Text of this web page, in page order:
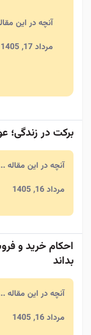
آنچه در این
مرداد 17, 1405
برکت در زندگی؛
آنچه در این مقاله
مرداد 16, 1405
احکام خرید و
بداند
آنچه در این مقاله
مرداد 16, 1405